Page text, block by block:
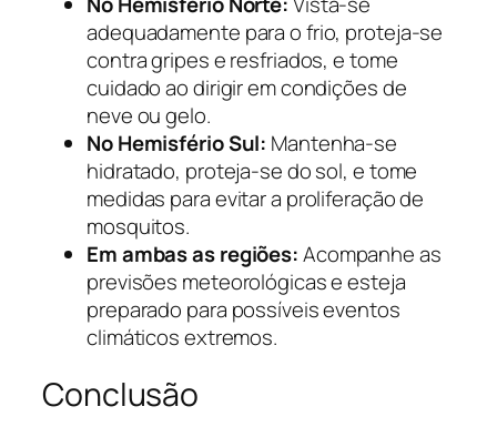
adequadamente para o frio, proteja-se
contra gripes e resfriados, e tome
cuidado ao dirigir em condições de
neve ou gelo.
No Hemisfério Sul: Mantenha-se
hidratado, proteja-se do sol, e tome
medidas para evitar a proliferação de
mosquitos.
Em ambas as regiões:Acompanhe as
previsões meteorológicas e esteja
preparado para possíveis eventos
climáticos extremos.
Conclusão